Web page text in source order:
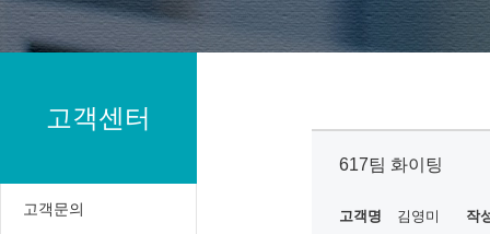
고객센터
고객문의
617팀 화이팅
고객명 김영미 작